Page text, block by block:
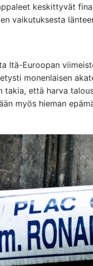
keskittyvät
vaikutuksesta
Itä-Euroopan
monenlaisen
takia, että harva
myös hieman